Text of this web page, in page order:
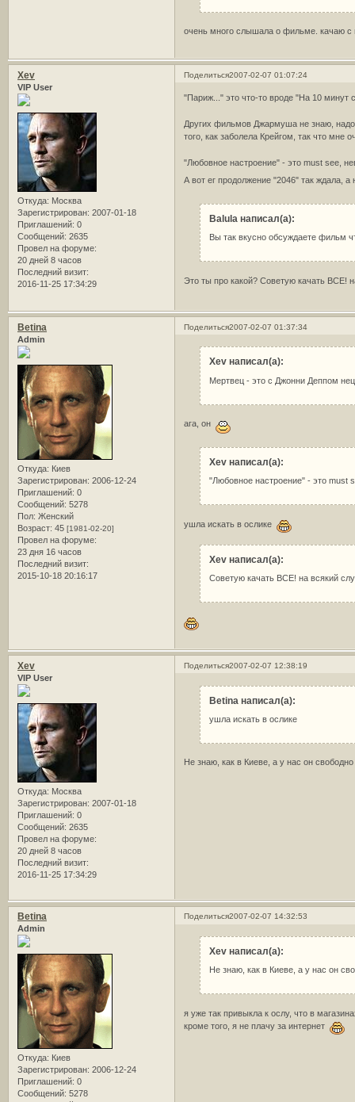
очень много слышала о фильме. качаю
Поделиться2007-02-07 01:07:24
Xev
VIP User
Откуда: Москва
Зарегистрирован: 2007-01-18
Приглашений: 0
Сообщений: 2635
Провел на форуме:
20 дней 8 часов
Последний визит:
2016-11-25 17:34:29
"Париж..." это что-то вроде "На 10 минут
Других фильмов Джармуша не знаю,
того, как заболела Крейгом, так что мне
"Любовное настроение" - это must see,
А вот ег продолжение "2046" так ждала,
Balula написал(а):
Вы так вкусно обсуждаете фильм
Это ты про какой? Советую качать ВСЕ!
Поделиться2007-02-07 01:37:34
Betina
Admin
Откуда: Киев
Зарегистрирован: 2006-12-24
Приглашений: 0
Сообщений: 5278
Пол: Женский
Возраст: 45 [1981-02-20]
Провел на форуме:
23 дня 16 часов
Последний визит:
2015-10-18 20:16:17
Xev написал(а):
Мертвец - это с Джонни Деппом
ага, он
Xev написал(а):
"Любовное настроение" - это must
ушла искать в ослике
Xev написал(а):
Советую качать ВСЕ! на всякий
Поделиться2007-02-07 12:38:19
Xev
VIP User
Откуда: Москва
Зарегистрирован: 2007-01-18
Приглашений: 0
Сообщений: 2635
Провел на форуме:
20 дней 8 часов
Последний визит:
2016-11-25 17:34:29
Betina написал(а):
ушла искать в ослике
Не знаю, как в Киеве, а у нас он
Поделиться2007-02-07 14:32:53
Betina
Admin
Откуда: Киев
Зарегистрирован: 2006-12-24
Приглашений: 0
Сообщений: 5278
Xev написал(а):
Не знаю, как в Киеве, а у нас он
я уже так привыкла к ослу, что в
кроме того, я не плачу за интернет